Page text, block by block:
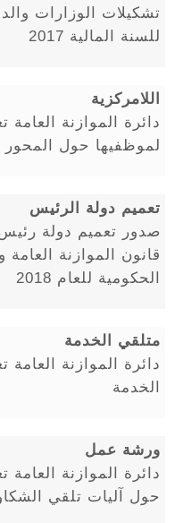
تشكيلات الوزارات
للسنة المالية 2017
اللامركزية
دائرة الموازنة
لموظفيها حول المحور
تعميم دولة الرئيس
صدور تعميم دولة
قانون الموازنة
الحكومية للعام 2018
متلقي الخدمة
دائرة الموازنة
الخدمة
ورشة عمل
دائرة الموازنة
حول آليات تلقي